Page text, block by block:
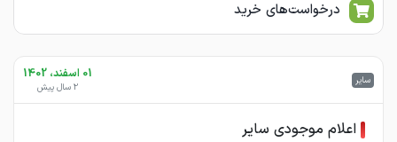
درخواست‌های خرید
سایر 01 اسفند، 1402
2 سال پیش
اعلام موجودی سایر